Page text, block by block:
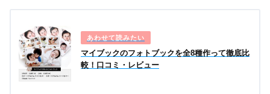
紙質
光沢感
表紙：光沢、無光沢（DreamLabo
専用紙
マイブックのフォトブックを全8種作って徹底比
較！口コミ・レビュー